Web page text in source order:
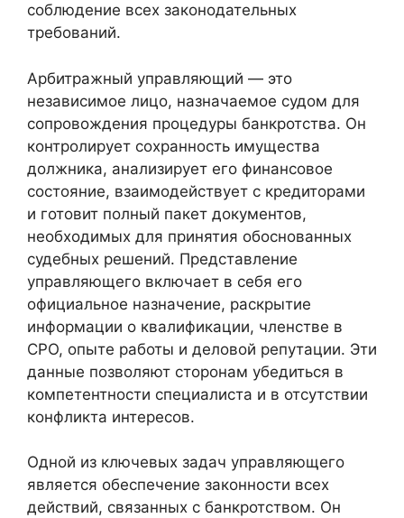
соблюдение всех законодательных
требований.
Арбитражный управляющий — это
независимое лицо, назначаемое судом для
сопровождения процедуры банкротства. Он
контролирует сохранность имущества
должника, анализирует его финансовое
состояние, взаимодействует с кредиторами
и готовит полный пакет документов,
необходимых для принятия обоснованных
судебных решений. Представление
управляющего включает в себя его
официальное назначение, раскрытие
информации о квалификации, членстве в
СРО, опыте работы и деловой репутации. Эти
данные позволяют сторонам убедиться в
компетентности специалиста и в отсутствии
конфликта интересов.
Одной из ключевых задач управляющего
является обеспечение законности всех
действий, связанных с банкротством. Он